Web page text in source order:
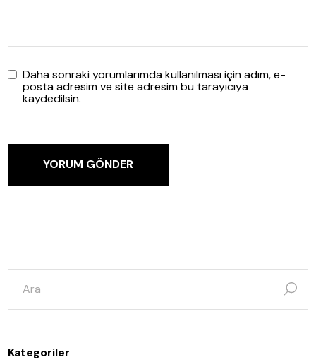
Daha sonraki yorumlarımda kullanılması için adım, e-
posta adresim ve site adresim bu tarayıcıya
kaydedilsin.
YORUM GÖNDER
şunun
ara:
Kategoriler